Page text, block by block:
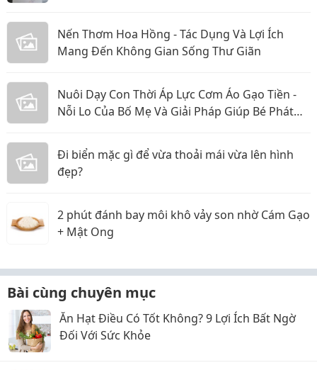
Nến Thơm Hoa Hồng - Tác Dụng Và Lợi Ích
Mang Đến Không Gian Sống Thư Giãn
Nuôi Dạy Con Thời Áp Lực Cơm Áo Gạo Tiền -
Nỗi Lo Của Bố Mẹ Và Giải Pháp Giúp Bé Phát
Đi biển mặc gì để vừa thoải mái vừa lên hình
đẹp?
2 phút đánh bay môi khô vảy son nhờ Cám Gạo
+ Mật Ong
Bài cùng chuyên mục
Ăn Hạt Điều Có Tốt Không? 9 Lợi Ích Bất Ngờ
Đối Với Sức Khỏe